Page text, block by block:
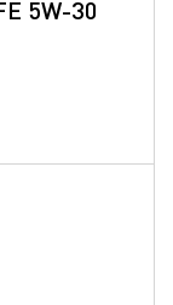
5W-30